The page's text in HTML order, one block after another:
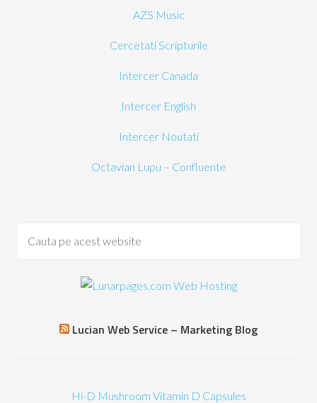
AZS Music
Cercetati Scripturile
Intercer Canada
Intercer English
Intercer Noutati
Octavian Lupu – Confluente
Lucian Web Service – Marketing Blog
Hi-D Mushroom Vitamin D Capsules